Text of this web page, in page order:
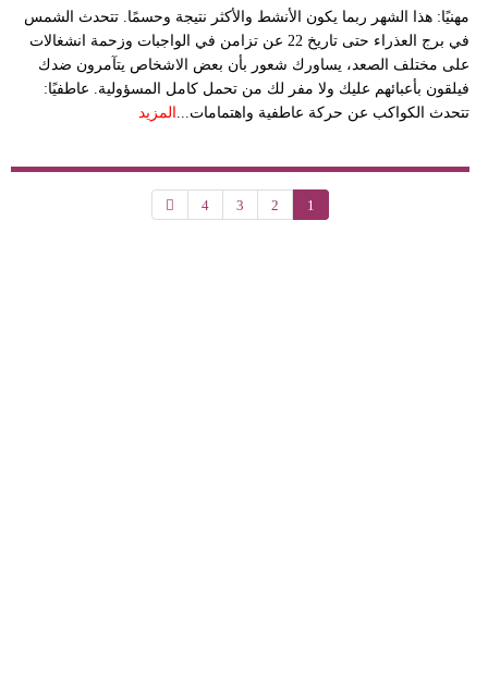
مهنيًا: هذا الشهر ربما يكون الأنشط والأكثر نتيجة وحسمًا. تتحدث الشمس
في برج العذراء حتى تاريخ 22 عن تزامن في الواجبات وزحمة انشغالات
على مختلف الصعد، يساورك شعور بأن بعض الاشخاص يتآمرون ضدك
فيلقون بأعبائهم عليك ولا مفر لك من تحمل كامل المسؤولية. عاطفيًا:
تتحدث الكواكب عن حركة عاطفية واهتمامات... المزيد
1
2
3
4